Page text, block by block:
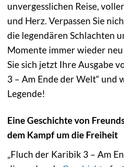
unvergesslichen Reise,
und Herz. Verpassen Sie
die legendären Schlachten
Momente immer wieder
Sie sich jetzt Ihre Ausgabe
3 – Am Ende der Welt“ und
Legende!
Eine Geschichte von
dem Kampf um die Freiheit
„Fluch der Karibik 3 – Am